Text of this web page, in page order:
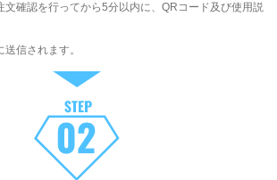
文確認を行ってから5分以内に、QRコード及び使用説
信されます。